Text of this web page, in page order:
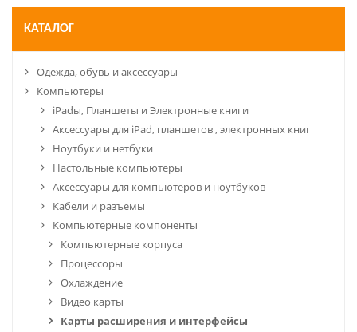
КАТАЛОГ
Одежда, обувь и аксессуары
Компьютеры
iPadы, Планшеты и Электронные книги
Аксессуары для iPad, планшетов , электронных книг
Ноутбуки и нетбуки
Настольные компьютеры
Аксессуары для компьютеров и ноутбуков
Кабели и разъемы
Компьютерные компоненты
Компьютерные корпуса
Процессоры
Охлаждение
Видео карты
Карты расширения и интерфейсы